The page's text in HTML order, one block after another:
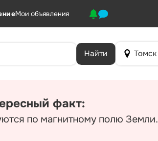
Мои объявления
Найти Томск
факт:
по магнитному полю Земли.